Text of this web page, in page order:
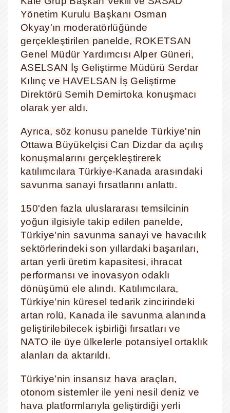
Yönetim Kurulu Başkanı Osman
Okyay'ın moderatörlüğünde
gerçekleştirilen panelde, ROKETSAN
Genel Müdür Yardımcısı Alper Güneri,
ASELSAN İş Geliştirme Müdürü Serdar
Kılınç ve HAVELSAN İş Geliştirme
Direktörü Semih Demirtoka konuşmacı
olarak yer aldı.
Ayrıca, söz konusu panelde Türkiye'nin
Ottawa Büyükelçisi Can Dizdar da açılış
konuşmalarını gerçekleştirerek
katılımcılara Türkiye-Kanada arasındaki
savunma sanayi fırsatlarını anlattı.
150'den fazla uluslararası temsilcinin
yoğun ilgisiyle takip edilen panelde,
Türkiye'nin savunma sanayi ve havacılık
sektörlerindeki son yıllardaki başarıları,
artan yerli üretim kapasitesi, ihracat
performansı ve inovasyon odaklı
dönüşümü ele alındı. Katılımcılara,
Türkiye'nin küresel tedarik zincirindeki
artan rolü, Kanada ile savunma alanında
geliştirilebilecek işbirliği fırsatları ve
NATO ile üye ülkelerle potansiyel ortaklık
alanları da aktarıldı.
Türkiye’nin insansız hava araçları,
otonom sistemler ile yeni nesil deniz ve
hava platformlarıyla geliştirdiği yerli